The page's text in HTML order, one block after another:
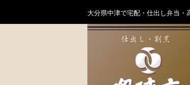
大分県中津で宅配・仕出し弁当